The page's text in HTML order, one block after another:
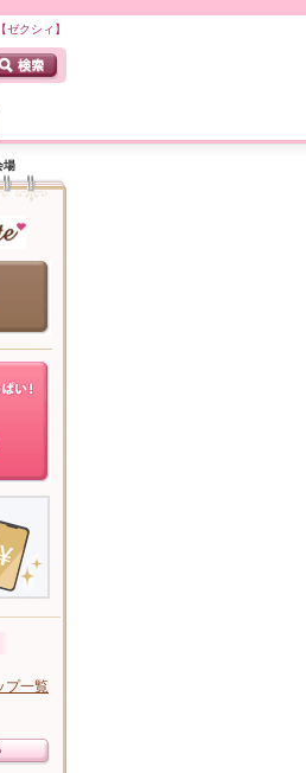
クシィ】
場
プ一覧